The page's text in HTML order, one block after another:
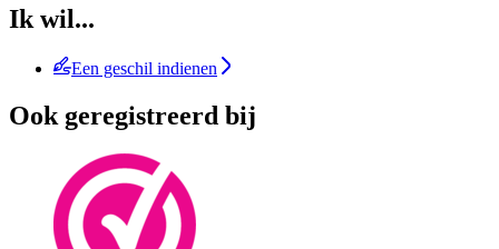
Ik wil...
Een geschil indienen
Ook geregistreerd bij